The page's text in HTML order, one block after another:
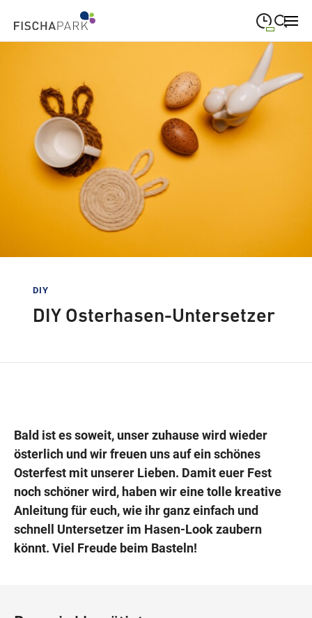
Suche schließen
— 19:00
Dienstag
DIENSTAG 09:00 —19:00
Mittwoch
MITTWOCH 09:00
Donnerstag
DONNERSTAG
Wegbeschreibung
DIY
DIY Osterhasen-Untersetzer
Bald ist essoweit, unser zuhause wird wieder
österlich und wir freuen uns auf ein schönes
Osterfest mit unserer Lieben. Damit euer Fest
noch schöner wird, haben wir eine tolle kreative
Anleitung für euch, wie ihr ganz einfach und
schnell Untersetzer im Hasen-Look zaubern
könnt. Viel Freude beim Basteln!